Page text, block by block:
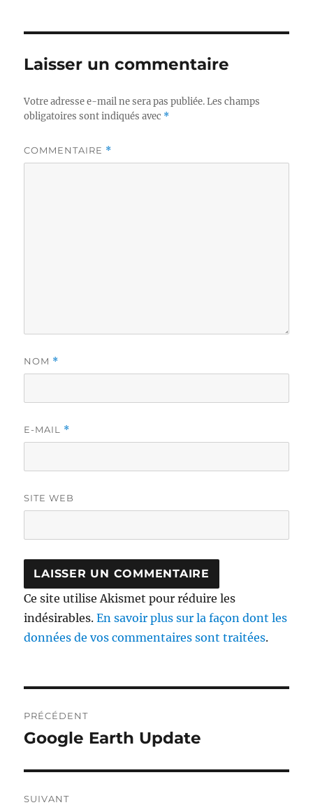
Laisser un commentaire
Votre adresse e-mail ne sera pas publiée. Les champs
obligatoires sont indiqués avec *
COMMENTAIRE *
NOM *
E-MAIL *
SITE WEB
Ce site utilise Akismet pour réduire les
indésirables.En savoir plus sur la façon dont les
données de vos commentaires sont traitées.
de
PRÉCÉDENT
Publication
Google Earth Update
SUIVANT